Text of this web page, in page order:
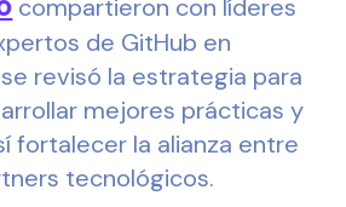
compartieron con líderes
de GitHub en
revisó la estrategia para
mejores prácticas y
fortalecer la alianza entre
tecnológicos.